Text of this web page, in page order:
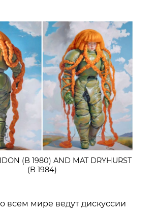
(B 1980) AND MAT DRYHURST
(B 1984)
всем мире ведут дискуссии